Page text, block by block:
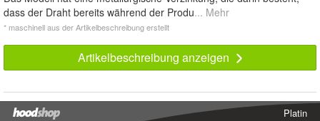
dass der Draht bereits während der Produ... Mehr
* maschinell aus der Artikelbeschreibung erstellt
Artikelbeschreibung anzeigen
Platin